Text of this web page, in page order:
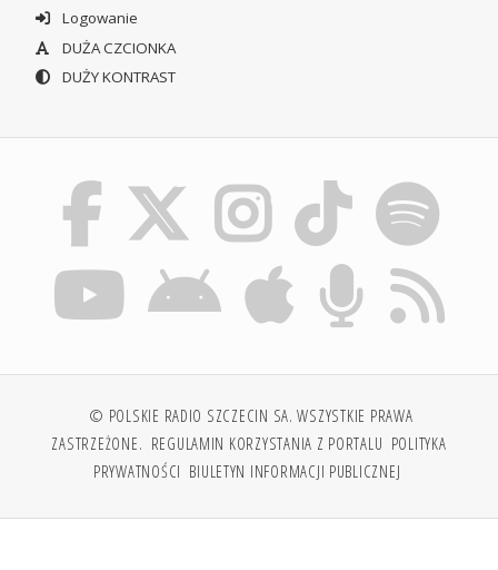
Logowanie
DUŻA CZCIONKA
DUŻY KONTRAST
© POLSKIE RADIO SZCZECIN SA. WSZYSTKIE PRAWA
ZASTRZEŻONE. REGULAMIN KORZYSTANIA Z PORTALU POLITYKA
PRYWATNOŚCI BIULETYN INFORMACJI PUBLICZNEJ